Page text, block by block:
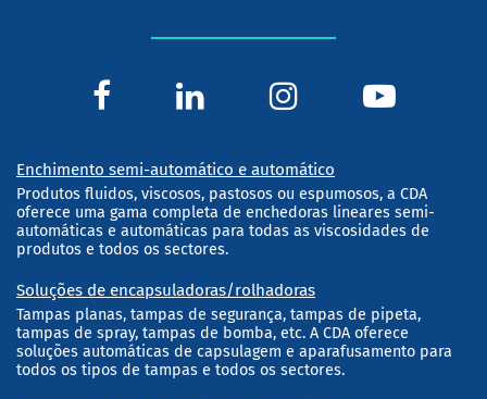
Enchimento semi-automático e automático
Produtos fluidos, viscosos, pastosos ou espumosos, a CDA
oferece uma gama completa de enchedoras lineares semi-
automáticas e automáticas para todas as viscosidades de
produtos e todos os sectores.
Soluções de encapsuladoras/rolhadoras
Tampas planas, tampas de segurança, tampas de pipeta,
tampas de spray, tampas de bomba, etc. A CDA oferece
soluções automáticas de capsulagem e aparafusamento para
todos os tipos de tampas e todos os sectores.